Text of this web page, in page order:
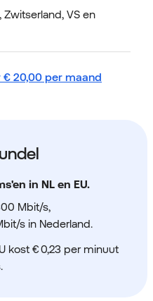
Zwitserland, VS en
€ 20,00 per maand
in NL en EU.
Mbit/s,
s in Nederland.
kost € 0,23 per minuut